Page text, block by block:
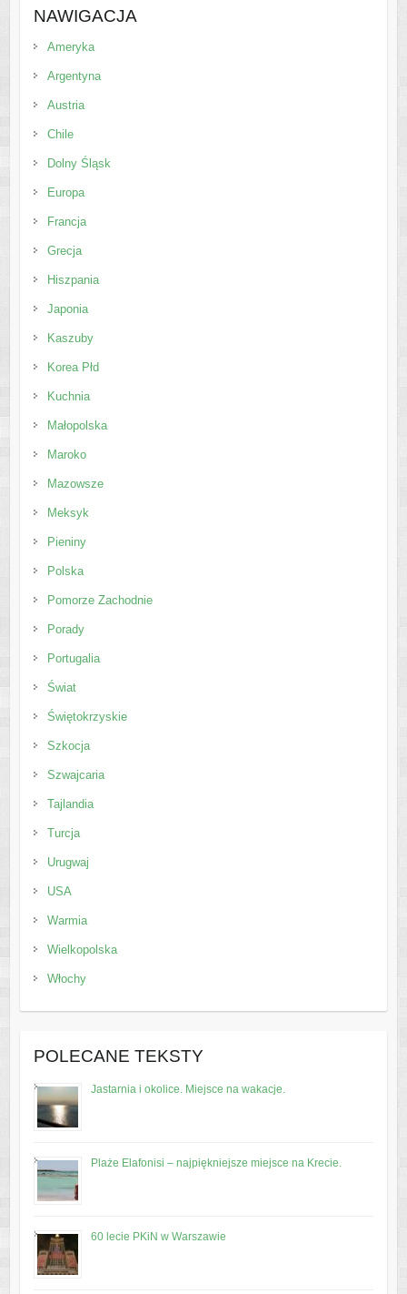
NAWIGACJA
Ameryka
Argentyna
Austria
Chile
Dolny Śląsk
Europa
Francja
Grecja
Hiszpania
Japonia
Kaszuby
Korea Płd
Kuchnia
Małopolska
Maroko
Mazowsze
Meksyk
Pieniny
Polska
Pomorze Zachodnie
Porady
Portugalia
Świat
Świętokrzyskie
Szkocja
Szwajcaria
Tajlandia
Turcja
Urugwaj
USA
Warmia
Wielkopolska
Włochy
POLECANE TEKSTY
Jastarnia i okolice. Miejsce na wakacje.
Plaże Elafonisi – najpiękniejsze miejsce na Krecie.
60 lecie PKiN w Warszawie